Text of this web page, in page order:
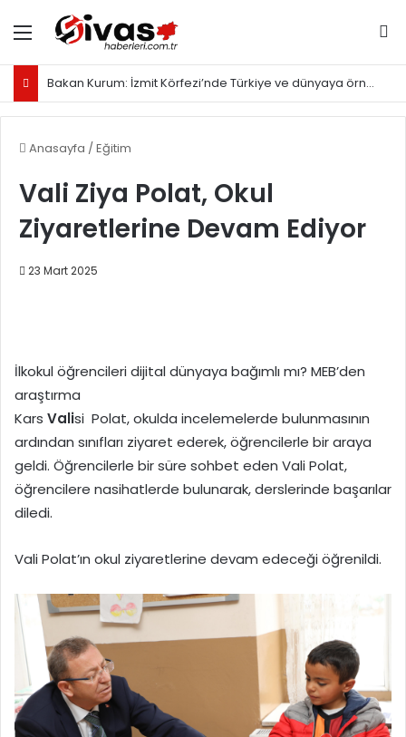
Menü
Bakan Kurum: İzmit Körfezi’nde Türkiye ve dünyaya örnek olacak proje yürütüyoruz
Anasayfa / Eğitim
Vali Ziya Polat, Okul
Ziyaretlerine Devam Ediyor
23 Mart 2025
İlkokul öğrencileri dijital dünyaya bağımlı mı? MEB’den
araştırma
Kars Valisi Polat, okulda incelemelerde bulunmasının
ardından sınıfları ziyaret ederek, öğrencilerle bir araya
geldi. Öğrencilerle bir süre sohbet eden Vali Polat,
öğrencilere nasihatlerde bulunarak, derslerinde başarılar
diledi.
Vali Polat’ın okul ziyaretlerine devam edeceği öğrenildi.